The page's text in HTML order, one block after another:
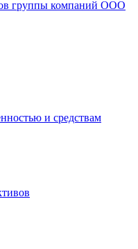
группы компаний ООО
и средствам